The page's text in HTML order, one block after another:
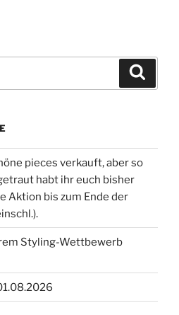
pieces verkauft, aber so
habt ihr euch bisher
Aktion bis zum Ende der
Styling-Wettbewerb